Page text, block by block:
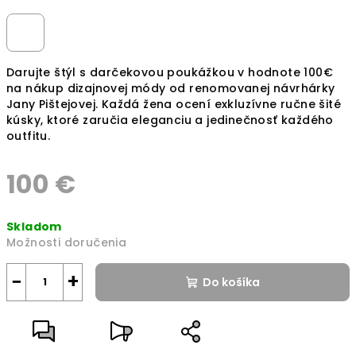
Darujte štýl s darčekovou poukážkou v hodnote 100€
na nákup dizajnovej módy od renomovanej návrhárky
Jany Pištejovej. Každá žena ocení exkluzívne ručne šité
kúsky, ktoré zaručia eleganciu a jedinečnosť každého
outfitu.
100 €
cena:
Skladom
Možnosti doručenia
+
− Do košíka